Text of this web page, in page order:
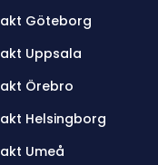
Göteborg
Uppsala
Örebro
Helsingborg
Umeå